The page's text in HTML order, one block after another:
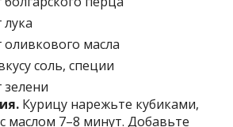
лука
оливкового масла
соль, специи
зелени
Курицу нарежьте кубиками,
маслом 7–8 минут. Добавьте